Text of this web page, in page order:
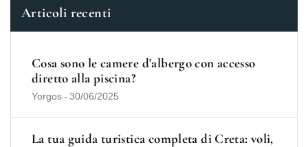
Articoli recenti
Cosa sono le camere d'albergo con accesso
diretto alla piscina?
Yorgos- 30/06/2025
La tua guida turistica completa di Creta: voli,